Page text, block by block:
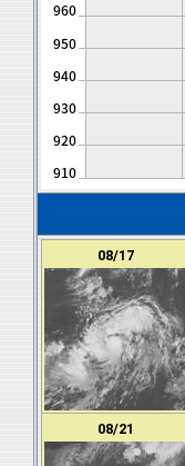
08/17
08/21